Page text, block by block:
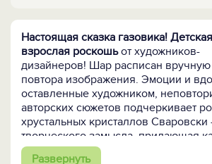
Настоящая сказка газовика!
взрослая роскошьот художников-
дизайнеров! Шар расписан
повтора изображения. Эмоции и
оставленные художником,
авторских сюжетов подчеркивает
хрустальных кристаллов Сваровски
творческого замысла, придающая
сказочное очарование и
Развернуть